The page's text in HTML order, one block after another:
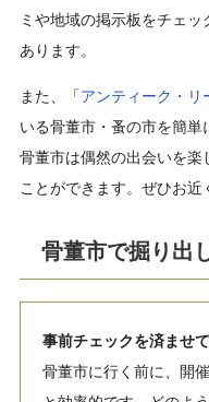
ミや地域の掲示板をチェ
あります。
また、「アンティーク・リ
いる骨董市・蚤の市を簡単
骨董市は偶然の出会いを
ことができます。ぜひお近
骨董市で掘り出
事前チェックを済ませ
骨董市に行く前に、開